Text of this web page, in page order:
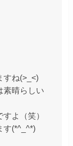
すね(>_<)
素晴らしい
よ（笑）
す(*^_^*)